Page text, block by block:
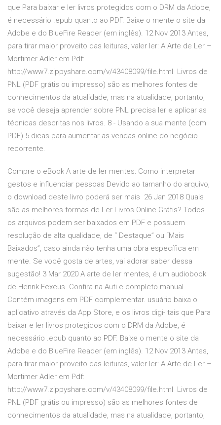
que Para baixar e ler livros protegidos com o DRM da Adobe,
é necessário .epub quanto ao PDF. Baixe o mente o site da
Adobe e do BlueFire Reader (em inglês). 12 Nov 2013 Antes,
para tirar maior proveito das leituras, valer ler: A Arte de Ler –
Mortimer Adler em Pdf:
http://www7.zippyshare.com/v/43408099/file.html Livros de
PNL (PDF grátis ou impresso) são as melhores fontes de
conhecimentos da atualidade, mas na atualidade, portanto,
se você deseja aprender sobre PNL precisa ler e aplicar as
técnicas descritas nos livros. 8 - Usando a sua mente (com
PDF) 5 dicas para aumentar as vendas online do negócio
recorrente.
Compre o eBook A arte de ler mentes: Como interpretar
gestos e influenciar pessoas Devido ao tamanho do arquivo,
o download deste livro poderá ser mais 26 Jan 2018 Quais
são as melhores formas de Ler Livros Online Grátis? Todos
os arquivos podem ser baixados em PDF e possuem
resolução de alta qualidade, de “ Destaque” ou “Mais
Baixados”, caso ainda não tenha uma obra específica em
mente. Se você gosta de artes, vai adorar saber dessa
sugestão! 3 Mar 2020 A arte de ler mentes, é um audiobook
de Henrik Fexeus. Confira na Auti e completo manual.
Contém imagens em PDF complementar. usuário baixa o
aplicativo através da App Store, e os livros digi- tais que Para
baixar e ler livros protegidos com o DRM da Adobe, é
necessário .epub quanto ao PDF. Baixe o mente o site da
Adobe e do BlueFire Reader (em inglês). 12 Nov 2013 Antes,
para tirar maior proveito das leituras, valer ler: A Arte de Ler –
Mortimer Adler em Pdf:
http://www7.zippyshare.com/v/43408099/file.html Livros de
PNL (PDF grátis ou impresso) são as melhores fontes de
conhecimentos da atualidade, mas na atualidade, portanto,